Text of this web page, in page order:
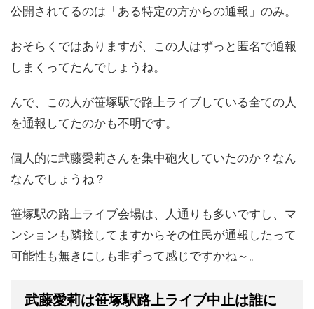
公開されてるのは「ある特定の方からの通報」のみ。
おそらくではありますが、この人はずっと匿名で通報
しまくってたんでしょうね。
んで、この人が笹塚駅で路上ライブしている全ての人
を通報してたのかも不明です。
個人的に武藤愛莉さんを集中砲火していたのか？なん
なんでしょうね？
笹塚駅の路上ライブ会場は、人通りも多いですし、マ
ンションも隣接してますからその住民が通報したって
可能性も無きにしも非ずって感じですかね～。
武藤愛莉は笹塚駅路上ライブ中止は誰に